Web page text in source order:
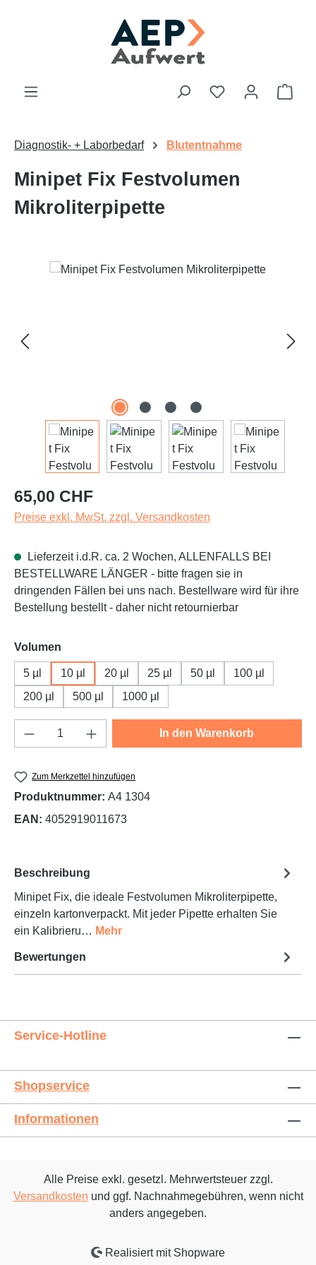
Du hast 0
Diagnostik- + Laborbedarf Blutentnahme
Minipet Fix Festvolumen
Mikroliterpipette
Bildergalerie überspringen
Regulärer Preis:
65,00 CHF
Preise exkl. MwSt. zzgl. Versandkosten
Lieferzeit i.d.R. ca. 2 Wochen, ALLENFALLS BEI
BESTELLWARE LÄNGER - bitte fragen sie in
dringenden Fällen bei uns nach. Bestellware wird für ihre
Bestellung bestellt - daher nicht retournierbar
Volumen
5 µl 10 µl 20 µl 25 µl 50 µl
100 µl
200 µl
500 µl 1000 µl
Produkt Anzahl: Gib den gewünschten
In den Warenkorb
Zum Merkzettel hinzufügen
Produktnummer: A4 1304
EAN: 4052919011673
Beschreibung
Minipet Fix, die ideale Festvolumen Mikroliterpipette,
einzeln kartonverpackt. Mit jeder Pipette erhalten Sie
ein Kalibrieru… Mehr
Bewertungen
Service-Hotline
Shopservice
Informationen
Alle Preise exkl. gesetzl. Mehrwertsteuer zzgl.
Versandkosten und ggf. Nachnahmegebühren, wenn nicht
anders angegeben.
Realisiert mit Shopware